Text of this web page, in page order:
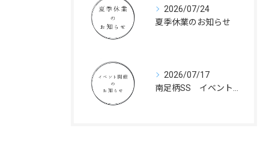
2026/07/24
夏季休業のお知らせ
2026/07/17
お問い合わせはこちら